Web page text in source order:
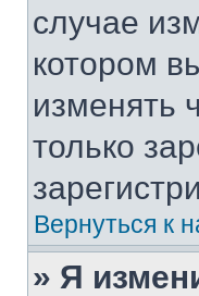
случае
котором
изменять
только
Вернуться к
» Я